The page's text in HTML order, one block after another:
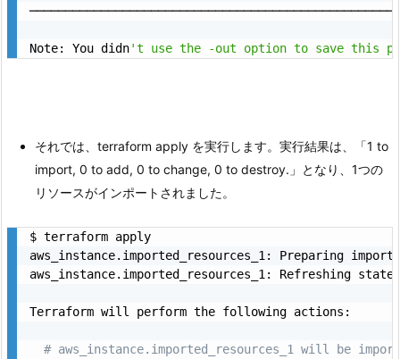
Note: You didn't use the -out option to save this
それでは、terraform apply を実行します。実行結果は、「1 to
import, 0 to add, 0 to change, 0 to destroy.」となり、1つの
リソースがインポートされました。
$ terraform apply
aws_instance.imported_resources_1: Preparing import
aws_instance.imported_resources_1: Refreshing state
Terraform will perform the following actions:
# aws_instance.imported_resources_1 will be